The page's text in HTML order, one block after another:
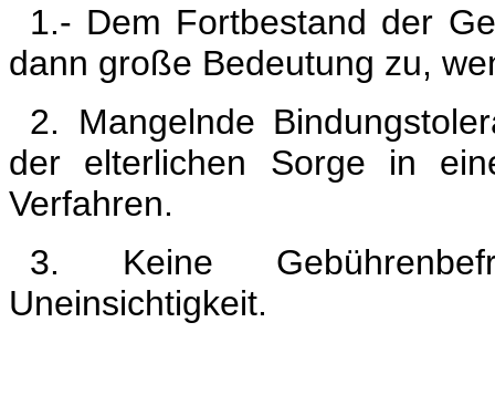
1.- Dem Fortbestand der
dann große Bedeutung zu,
2. Mangelnde
der elterlichen Sorge in
Verfahren.
3. Keine
Uneinsichtigkeit.